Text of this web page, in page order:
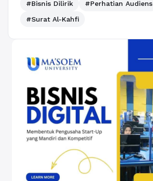
#Bisnis Dilirik
#Perhatian Audiens
#Surat Al-Kahfi